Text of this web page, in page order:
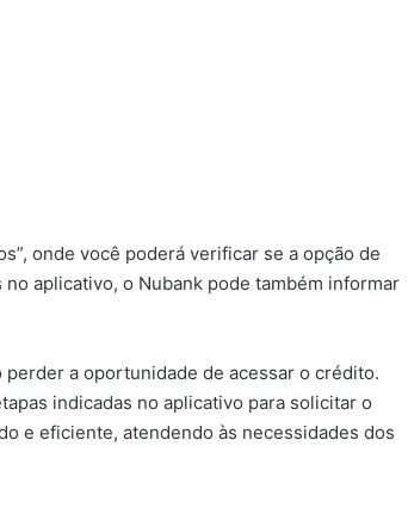
onde você poderá verificar se a opção de
aplicativo, o Nubank pode também informar
a oportunidade de acessar o crédito.
indicadas no aplicativo para solicitar o
e eficiente, atendendo às necessidades dos